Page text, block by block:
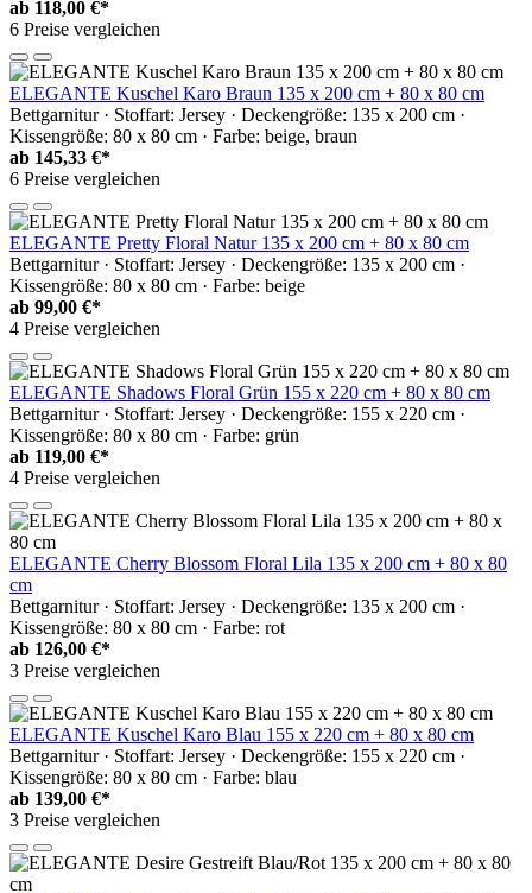
ab 118,00 €*
6 Preise vergleichen
ELEGANTE Kuschel Karo Braun 135 x 200 cm + 80 x 80 cm
Bettgarnitur · Stoffart: Jersey · Deckengröße: 135 x 200 cm ·
Kissengröße: 80 x 80 cm · Farbe: beige, braun
ab 145,33 €*
6 Preise vergleichen
ELEGANTE Pretty Floral Natur 135 x 200 cm + 80 x 80 cm
Bettgarnitur · Stoffart: Jersey · Deckengröße: 135 x 200 cm ·
Kissengröße: 80 x 80 cm · Farbe: beige
ab 99,00 €*
4 Preise vergleichen
ELEGANTE Shadows Floral Grün 155 x 220 cm + 80 x 80 cm
Bettgarnitur · Stoffart: Jersey · Deckengröße: 155 x 220 cm ·
Kissengröße: 80 x 80 cm · Farbe: grün
ab 119,00 €*
4 Preise vergleichen
ELEGANTE Cherry Blossom Floral Lila 135 x 200 cm + 80 x 80
cm
Bettgarnitur · Stoffart: Jersey · Deckengröße: 135 x 200 cm ·
Kissengröße: 80 x 80 cm · Farbe: rot
ab 126,00 €*
3 Preise vergleichen
ELEGANTE Kuschel Karo Blau 155 x 220 cm + 80 x 80 cm
Bettgarnitur · Stoffart: Jersey · Deckengröße: 155 x 220 cm ·
Kissengröße: 80 x 80 cm · Farbe: blau
ab 139,00 €*
3 Preise vergleichen